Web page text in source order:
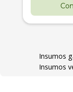
Insumos
Insumos